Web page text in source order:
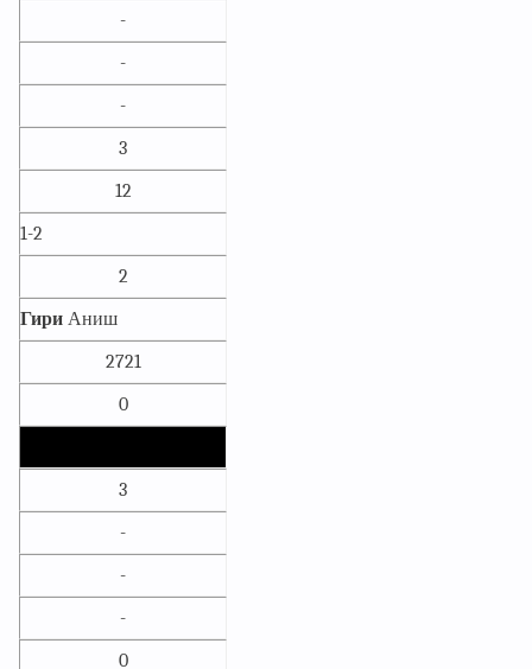
-
-
-
3
12
1-2
2
Гири Аниш
2721
0
3
-
-
-
0